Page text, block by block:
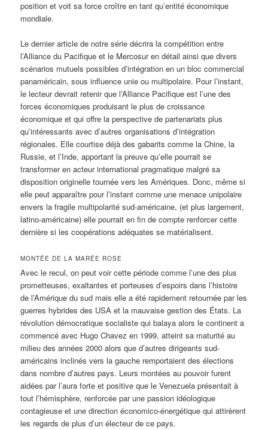
position et voit sa force croître en tant qu’entité économique
mondiale.
Le dernier article de notre série décrira la compétition entre
l’Alliance du Pacifique et le Mercosur en détail ainsi que divers
scénarios mutuels possibles d’intégration en un bloc commercial
panaméricain, sous influence unie ou multipolaire. Pour l’instant,
le lecteur devrait retenir que l’Alliance Pacifique est l’une des
forces économiques produisant le plus de croissance
économique et qui offre la perspective de partenariats plus
qu’intéressants avec d’autres organisations d’intégration
régionales. Elle courtise déjà des gabarits comme la Chine, la
Russie, et l’Inde, apportant la preuve qu’elle pourrait se
transformer en acteur international pragmatique malgré sa
disposition originelle tournée vers les Amériques. Donc, même si
elle peut apparaître pour l’instant comme une menace unipolaire
envers la fragile multipolarité sud-américaine, (et plus largement,
latino-américaine) elle pourrait en fin de compte renforcer cette
dernière si les coopérations adéquates se matérialisent.
MONTÉE DE LA MARÉE ROSE
Avec le recul, on peut voir cette période comme l’une des plus
prometteuses, exaltantes et porteuses d’espoirs dans l’histoire
de l’Amérique du sud mais elle a été rapidement retournée par les
guerres hybrides des USA et la mauvaise gestion des États. La
révolution démocratique socialiste qui balaya alors le continent a
commencé avec Hugo Chavez en 1999, atteint sa maturité au
milieu des années 2000 alors que d’autres dirigeants sud-
américains inclinés vers la gauche remportaient des élections
dans nombre d’autres pays. Leurs montées au pouvoir furent
aidées par l’aura forte et positive que le Venezuela présentait à
tout l’hémisphère, renforcée par une passion idéologique
contagieuse et une direction économico-énergétique qui attirèrent
les regards de plus d’un électeur de ce pays.